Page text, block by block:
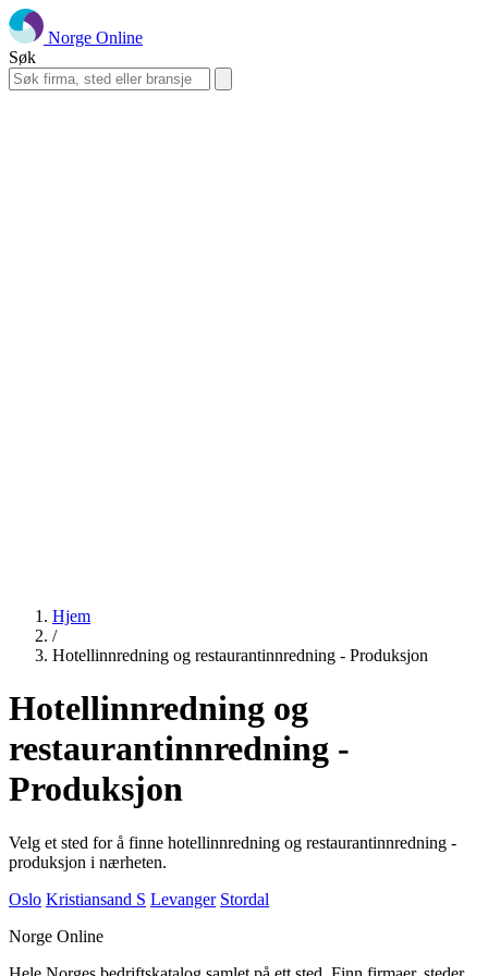
Norge Online
Søk
Hjem
/
Hotellinnredning og restaurantinnredning - Produksjon
Hotellinnredning og
restaurantinnredning -
Produksjon
Velg et sted for å finne hotellinnredning og restaurantinnredning -
produksjon i nærheten.
Oslo Kristiansand S Levanger Stordal
Norge Online